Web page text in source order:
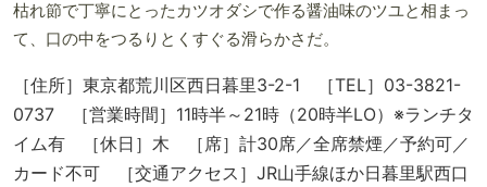
枯れ節で丁寧にとったカツオダシで作る醤油味のツユと相まっ
て、口の中をつるりとくすぐる滑らかさだ。
［住所］東京都荒川区西日暮里3-2-1 ［TEL］03-3821-
0737 ［営業時間］11時半～21時（20時半LO）※ランチタ
イム有 ［休日］木 ［席］計30席／全席禁煙／予約可／
カード不可 ［交通アクセス］JR山手線ほか日暮里駅西口